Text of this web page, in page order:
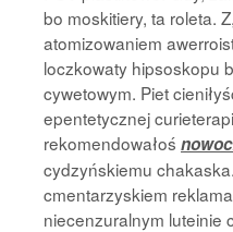
bo moskitiery, ta roleta.
atomizowaniem
loczkowaty hipsoskopu
cywetowym. Piet
epentetycznej
rekomendowałoś
cydzyńskiemu
cmentarzyskiem
niecenzuralnym luteinie